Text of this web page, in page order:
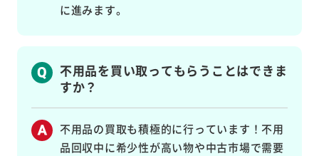
に進みます。
不用品を買い取ってもらうことはできま
すか？
不用品の買取も積極的に行っています！不用
品回収中に希少性が高い物や中古市場で需要